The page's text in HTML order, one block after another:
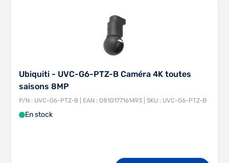
Ubiquiti - UVC-G6-PTZ-B Caméra 4K toutes
saisons 8MP
P/N : UVC-G6-PTZ-B | EAN : 0810177161493 | SKU : UVC-G6-PTZ-B
En stock